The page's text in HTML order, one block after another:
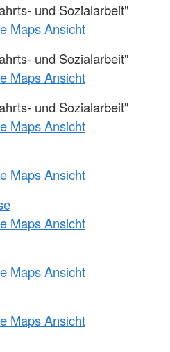
und Sozialarbeit"
Maps Ansicht
und Sozialarbeit"
Maps Ansicht
und Sozialarbeit"
Maps Ansicht
Maps Ansicht
Maps Ansicht
Maps Ansicht
Maps Ansicht